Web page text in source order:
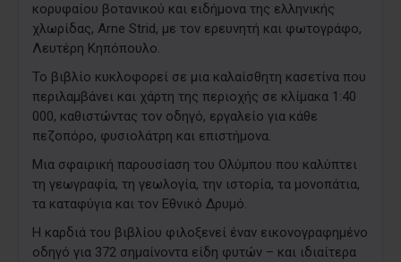
κορυφαίου βοτανικού και ειδήμονα της ελληνικής
χλωρίδας, Arne Strid, με τον ερευνητή και φωτογράφο,
Λευτέρη Κηπόπουλο.
Το βιβλίο κυκλοφορεί σε μια καλαίσθητη κασετίνα που
περιλαμβάνει και χάρτη της περιοχής σε κλίμακα 1:40
000, καθιστώντας τον οδηγό, εργαλείο για κάθε
πεζοπόρο, φυσιολάτρη και επιστήμονα.
Μια σφαιρική παρουσίαση του Ολύμπου που καλύπτει
τη γεωγραφία, τη γεωλογία, την ιστορία, τα μονοπάτια,
τα καταφύγια και τον Εθνικό Δρυμό.
Η καρδιά του βιβλίου φιλοξενεί έναν εικονογραφημένο
οδηγό για 372 σημαίνοντα είδη φυτών – και ιδιαίτερα